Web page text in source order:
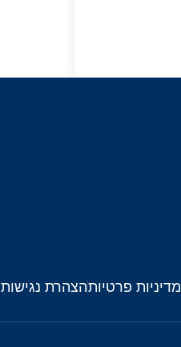
מדיניות פרטיותהצהרת נגישות